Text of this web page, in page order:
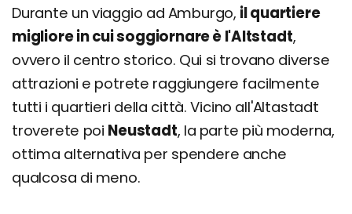
Durante un viaggio ad Amburgo, il quartiere
migliore in cui soggiornare è l'Altstadt,
ovvero il centro storico. Qui si trovano diverse
attrazioni e potrete raggiungere facilmente
tutti i quartieri della città. Vicino all'Altastadt
troverete poi Neustadt, la parte più moderna,
ottima alternativa per spendere anche
qualcosa di meno.